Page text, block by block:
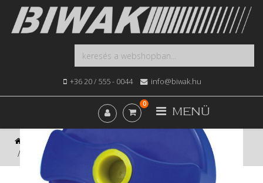
+36 20 / 555 - 0044 info@biwak.hu
MENÜ
0
Kezdőlap
Zár nélüli vízbetöltő kupak, STS/Zadi kék